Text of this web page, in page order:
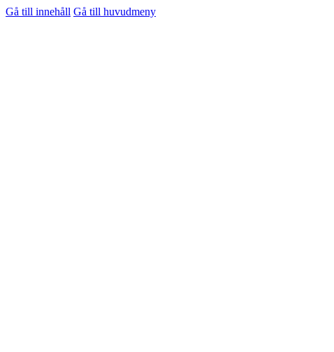
Gå till innehåll Gå till huvudmeny